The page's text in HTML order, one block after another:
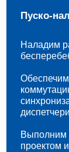
Пуско-
Наладим
Выполним
проектом